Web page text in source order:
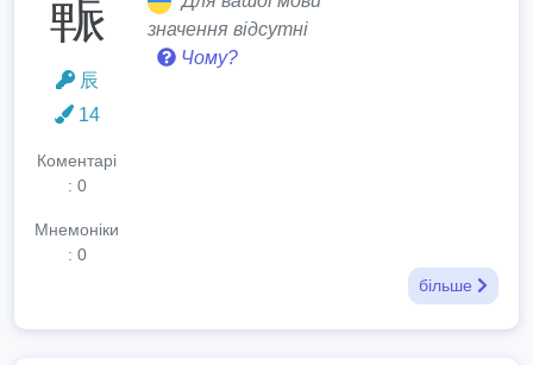
辴
辰
14
Коментарі
: 0
Мнемоніки
: 0
значення відсутні
Чому?
більше